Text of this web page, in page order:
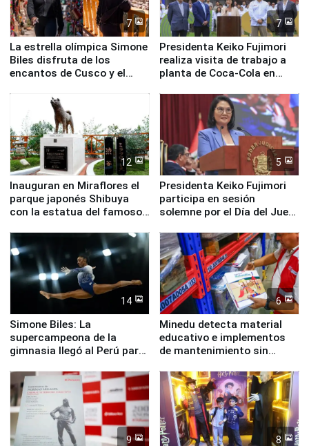
7
La estrella olímpica Simone
Biles disfruta de los
encantos de Cusco y el
7
Presidenta Keiko Fujimori
realiza visita de trabajo a
planta de Coca-Cola en
12
Inauguran en Miraflores el
parque japonés Shibuya
con la estatua del famoso
5
Presidenta Keiko Fujimori
participa en sesión
solemne por el Día del Juez
14
Simone Biles: La
supercampeona de la
gimnasia llegó al Perú para
Panamericanos Lima 2027
6
Minedu detecta material
educativo e implementos
de mantenimiento sin
la UGEL 2
9 8